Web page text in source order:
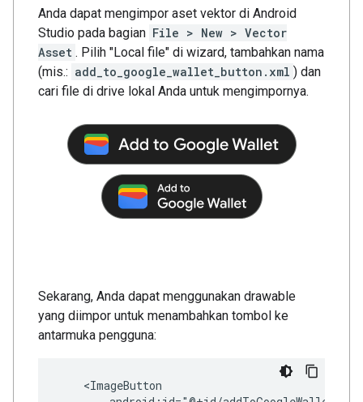
Anda dapat mengimpor aset vektor di Android
Studio pada bagian File > New > Vector
Asset . Pilih "Local file" di wizard, tambahkan nama
(mis.: add_to_google_wallet_button.xml ) dan
cari file di drive lokal Anda untuk mengimpornya.
Sekarang, Anda dapat menggunakan drawable
yang diimpor untuk menambahkan tombol ke
antarmuka pengguna: